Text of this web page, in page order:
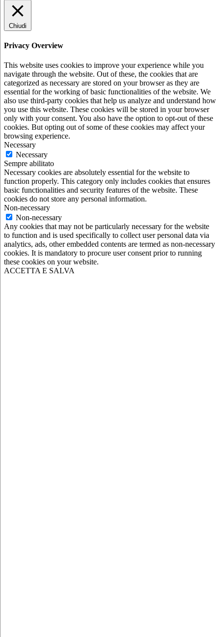
Chiudi
Privacy Overview
This website uses cookies to improve your experience while you
navigate through the website. Out of these, the cookies that are
categorized as necessary are stored on your browser as they are
essential for the working of basic functionalities of the website. We
also use third-party cookies that help us analyze and understand how
you use this website. These cookies will be stored in your browser
only with your consent. You also have the option to opt-out of these
cookies. But opting out of some of these cookies may affect your
browsing experience.
Necessary
Necessary
Sempre abilitato
Necessary cookies are absolutely essential for the website to
function properly. This category only includes cookies that ensures
basic functionalities and security features of the website. These
cookies do not store any personal information.
Non-necessary
Non-necessary
Any cookies that may not be particularly necessary for the website
to function and is used specifically to collect user personal data via
analytics, ads, other embedded contents are termed as non-necessary
cookies. It is mandatory to procure user consent prior to running
these cookies on your website.
ACCETTA E SALVA